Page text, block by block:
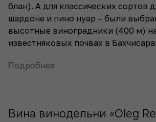
блан). А для классических сортов
шардоне и пино нуар – были
высотные виноградники (400 м)
известняковых почвах в
Подробнее
Вина винодельни «Oleg